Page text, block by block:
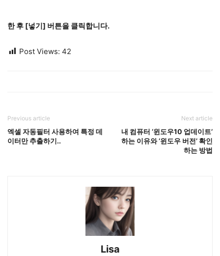
한 후 [넣기] 버튼을 클릭합니다.
Post Views: 42
Previous article
엑셀 자동필터 사용하여 특정 데
이터만 추출하기..
Next article
내 컴퓨터 ‘윈도우10 업데이트’
하는 이유와 ‘윈도우 버전’ 확인
하는 방법
Lisa